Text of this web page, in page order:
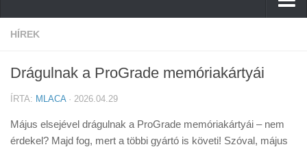
Hírek
Cikkek
Firmware
HÍREK
Drágulnak a ProGrade memóriakártyái
ÍRTA: MLACA· 2026.04.29
Május elsejével drágulnak a ProGrade memóriakártyái – nem
érdekel? Majd fog, mert a többi gyártó is követi! Szóval, május